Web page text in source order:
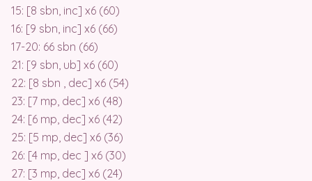
15: [8 sbn, inc] x6 (60)
16: [9 sbn, inc] x6 (66)
17-20: 66 sbn (66)
21: [9 sbn, ub] x6 (60)
22: [8 sbn , dec] x6 (54)
23: [7 mp, dec] x6 (48)
24: [6 mp, dec] x6 (42)
25: [5 mp, dec] x6 (36)
26: [4 mp, dec ] x6 (30)
27: [3 mp, dec] x6 (24)